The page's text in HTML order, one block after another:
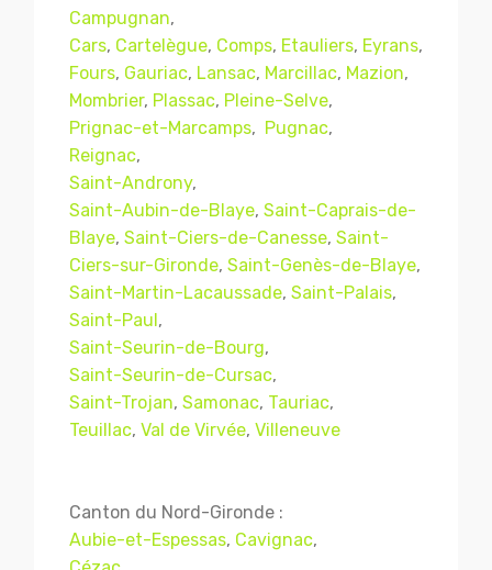
Campugnan,
Cars, Cartelègue, Comps, Etauliers, Eyrans,
Fours, Gauriac, Lansac, Marcillac, Mazion,
Mombrier, Plassac, Pleine-Selve,
Prignac-et-Marcamps, Pugnac,
Reignac,
Saint-Androny,
Saint-Aubin-de-Blaye, Saint-Caprais-de-
Blaye, Saint-Ciers-de-Canesse, Saint-
Ciers-sur-Gironde, Saint-Genès-de-Blaye,
Saint-Martin-Lacaussade, Saint-Palais,
Saint-Paul,
Saint-Seurin-de-Bourg,
Saint-Seurin-de-Cursac,
Saint-Trojan, Samonac, Tauriac,
Teuillac, Val de Virvée, Villeneuve
Canton du Nord-Gironde :
Aubie-et-Espessas, Cavignac,
Mentions légales
référencé par© MACWIN